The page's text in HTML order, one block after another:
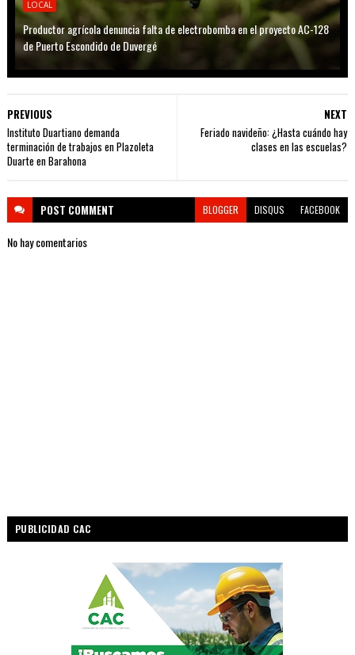
LOCAL
Productor agrícola denuncia falta de electrobomba en el proyecto AC-128
de Puerto Escondido de Duvergé
NEXT
Feriado navideño: ¿Hasta cuándo hay
clases en las escuelas?
PREVIOUS
Instituto Duartiano demanda
terminación de trabajos en Plazoleta
Duarte en Barahona
POST COMMENT BLOGGER DISQUS FACEBOOK
No hay comentarios
PUBLICIDAD CAC